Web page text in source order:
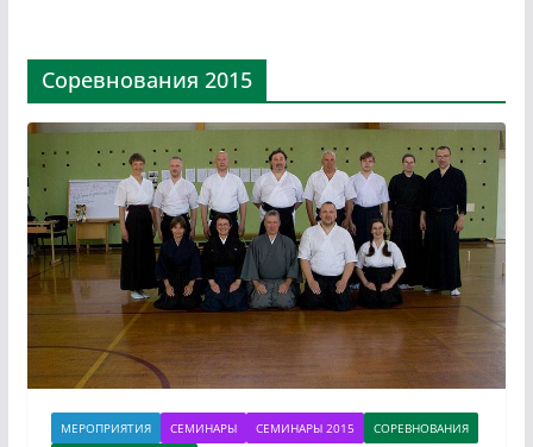
Соревнования 2015
МЕРОПРИЯТИЯ СЕМИНАРЫ СЕМИНАРЫ 2015
СОРЕВНОВАНИЯ